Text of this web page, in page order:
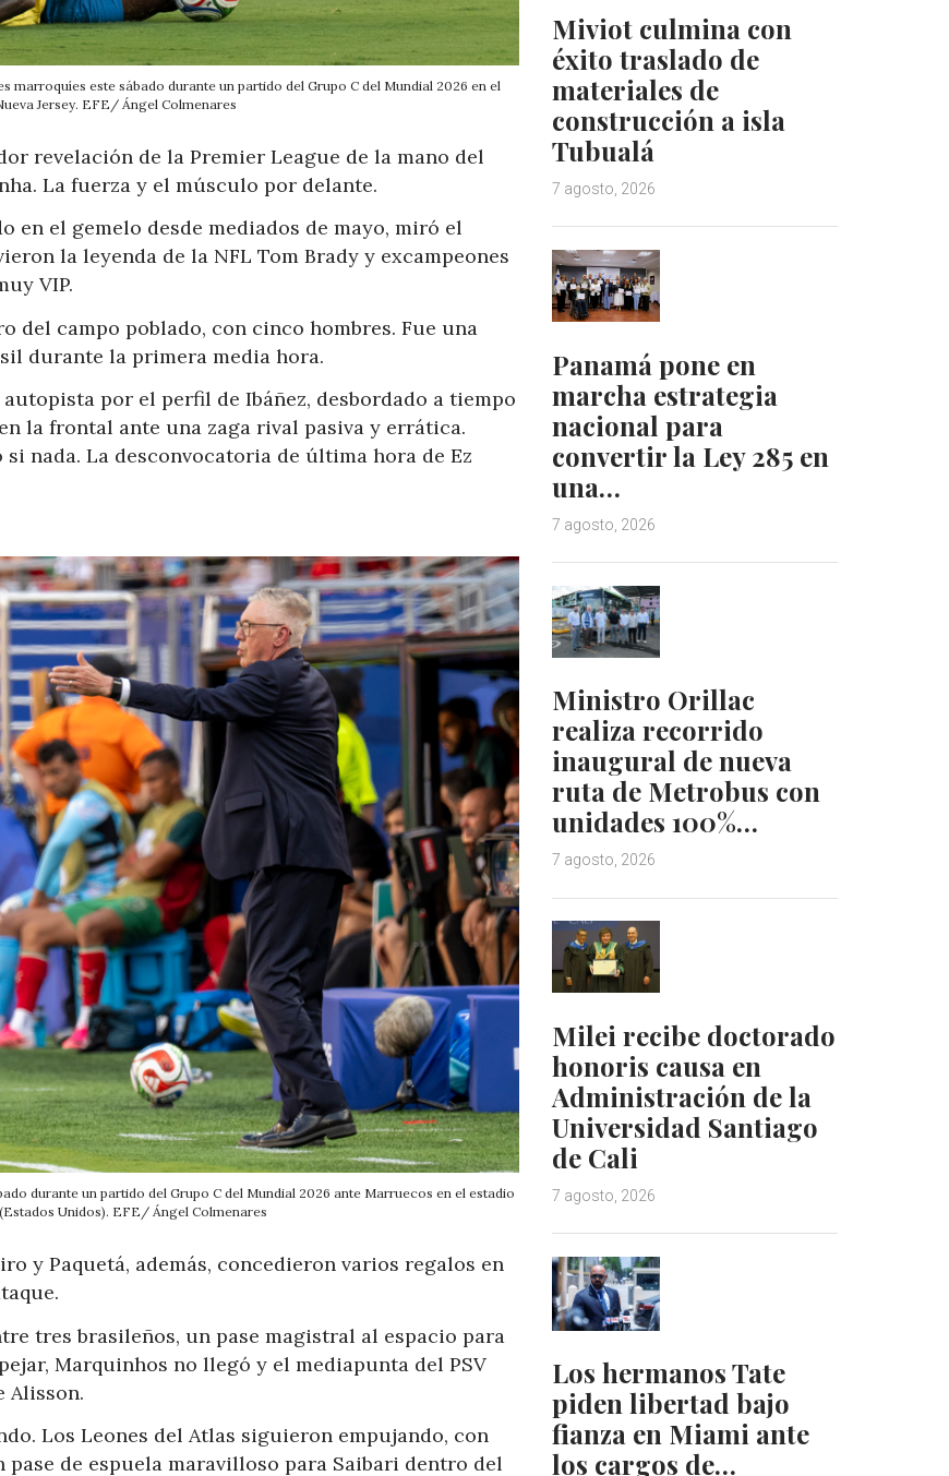
marroquíes este sábado durante un partido del Grupo C del Mundial 2026 en el
Jersey. EFE/ Ángel Colmenares
revelación de la Premier League de la mano del
La fuerza y el músculo por delante.
en el gemelo desde mediados de mayo, miró el
la leyenda de la NFL Tom Brady y excampeones
VIP.
campo poblado, con cinco hombres. Fue una
durante la primera media hora.
por el perfil de Ibáñez, desbordado a tiempo
la frontal ante una zaga rival pasiva y errática.
nada. La desconvocatoria de última hora de Ez
durante un partido del Grupo C del Mundial 2026 ante Marruecos en el estadio
Unidos). EFE/ Ángel Colmenares
y Paquetá, además, concedieron varios regalos en
tres brasileños, un pase magistral al espacio para
Marquinhos no llegó y el mediapunta del PSV
Alisson.
Los Leones del Atlas siguieron empujando, con
de espuela maravilloso para Saibari dentro del
Miviot culmina con
éxito traslado de
materiales de
construcción a isla
Tubualá
7 agosto, 2026
Panamá pone en
marcha estrategia
nacional para
convertir la Ley 285 en
una…
7 agosto, 2026
Ministro Orillac
realiza recorrido
inaugural de nueva
ruta de Metrobus con
unidades 100%…
7 agosto, 2026
Milei recibe doctorado
honoris causa en
Administración de la
Universidad Santiago
de Cali
7 agosto, 2026
Los hermanos Tate
piden libertad bajo
fianza en Miami ante
los cargos de…